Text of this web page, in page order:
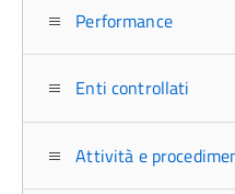
Performance
Enti controllati
Attività e